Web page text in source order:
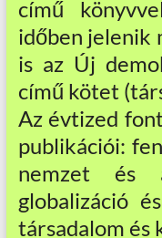
című
időben jelenik
is az Új
című kötet
Az évtized
publikációi:
nemzet és
globalizáció
társadalom és